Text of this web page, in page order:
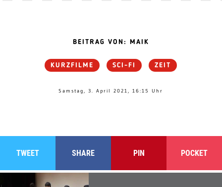
BEITRAG VON: MAIK
KURZFILME SCI-FI ZEIT
Samstag, 3. April 2021, 16:15 Uhr
TWEET SHARE PIN POCKET